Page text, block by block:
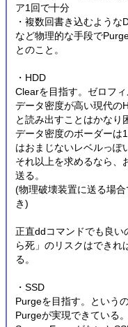
ア1回で十分
・複数回書き込むよう
など物理的な手段で
とのこと。
・HDD
Clearを目指す。ゼロフィ
データ密度が高い現代の
と読み出すことはかなり
データ密度のボーダーは
はおまじないレベルっぽ
それ以上を求めるなら、
送る。
(物理破壊装置に送る場
き)
正直ddコマンドでも良い
ら死」のリスクはできれ
る。
・SSD
Purgeを目指す。という
Purgeが実現できている。